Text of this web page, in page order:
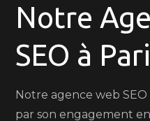
Notre
SEO à
Notre agence web SEO
par son engagement